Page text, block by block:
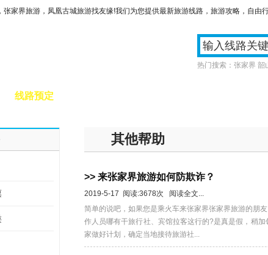
家界旅游，凤凰古城旅游找友缘!我们为您提供最新旅游线路，旅游攻略，自由
热门搜索： 张家界 韶
线路预定
其他帮助
>> 来张家界旅游如何防欺诈？
2019-5-17 阅读:3678次 阅读全文...
简单的说吧，如果您是乘火车来张家界张家界旅游的朋
作人员哪有干旅行社、宾馆拉客这行的?是真是假，稍
家做好计划，确定当地接待旅游社...